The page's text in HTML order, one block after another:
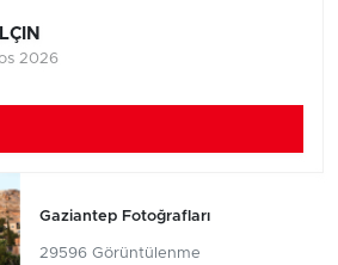
2026
Gaziantep Fotoğrafları
29596 Görüntülenme